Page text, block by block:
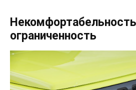
ограниченность